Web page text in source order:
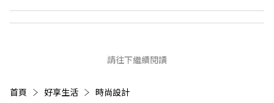
請往下繼續閱讀
首頁 好享生活 時尚設計